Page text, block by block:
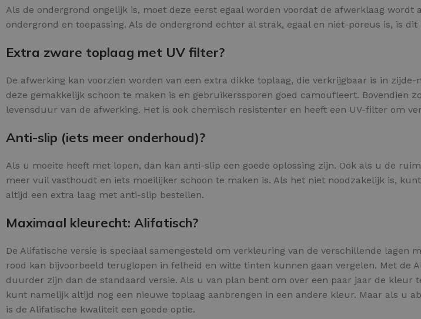
PU GIETVLOER
Gietvloer woonruimte
EPOXY GIETVLOER
Als de ondergrond ongelijk is, moet deze eerst egaal worden voordat de afwerklaag
ondergrond en toepassing. Als de ondergrond echter al strak, egaal en niet-poreus is, is dit
Extra zware toplaag met UV filter?
De afwerking kan voorzien worden van een extra dikke toplaag, die verkrijgbaar is in
deze gemakkelijk schoon te maken is en gebruikerssporen goed camoufleert. Bovendien
levensduur van de afwerking. Het is ook chemisch resistenter en heeft een UV-filter om
Anti-slip (iets meer onderhoud)?
Als u moeite heeft met lopen, dan kan anti-slip een goede oplossing zijn. Ook als u de
meer vuil vasthoudt en iets moeilijker schoon te maken is. Als het niet noodzakelijk is,
altijd een extra laag met anti-slip bestellen.
Maximaal kleurecht: Alifatisch?
De Alifatische versie is speciaal samengesteld om verkleuring van de verschillende
rood kan bijvoorbeeld teruglopen in felheid en witte tinten kunnen gaan vergelen. Met
duurder zijn dan de standaard versie. Als u van plan bent om over een paar jaar de
kunt namelijk altijd nog een nieuwe toplaag aanbrengen in een andere kleur. Maar als u
is de Alifatische kwaliteit een goede optie.